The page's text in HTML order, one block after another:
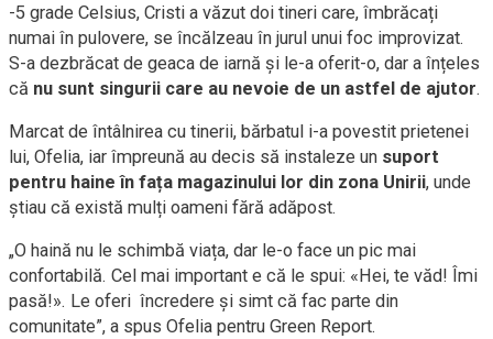
-5 grade Celsius, Cristi a văzut doi tineri care, îmbrăcați
numai în pulovere, se încălzeau în jurul unui foc improvizat.
S-a dezbrăcat de geaca de iarnă și le-a oferit-o, dar a înțeles
că nu sunt singurii care au nevoie de un astfel de ajutor.
Marcat de întâlnirea cu tinerii, bărbatul i-a povestit prietenei
lui, Ofelia, iar împreună au decis să instaleze un suport
pentru haine în fața magazinului lor din zona Unirii, unde
știau că există mulți oameni fără adăpost.
„O haină nu le schimbă viața, dar le-o face un pic mai
confortabilă. Cel mai important e că le spui: «Hei, te văd! Îmi
pasă!». Le oferi încredere și simt că fac parte din
comunitate”, a spus Ofelia pentru Green Report.